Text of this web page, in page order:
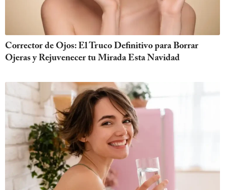
Corrector de Ojos: El Truco Definitivo para Borrar
Ojeras y Rejuvenecer tu Mirada Esta Navidad